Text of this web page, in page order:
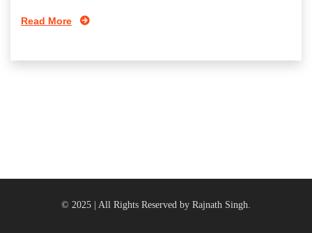
Read More
© 2025 | All Rights Reserved by Rajnath Singh.